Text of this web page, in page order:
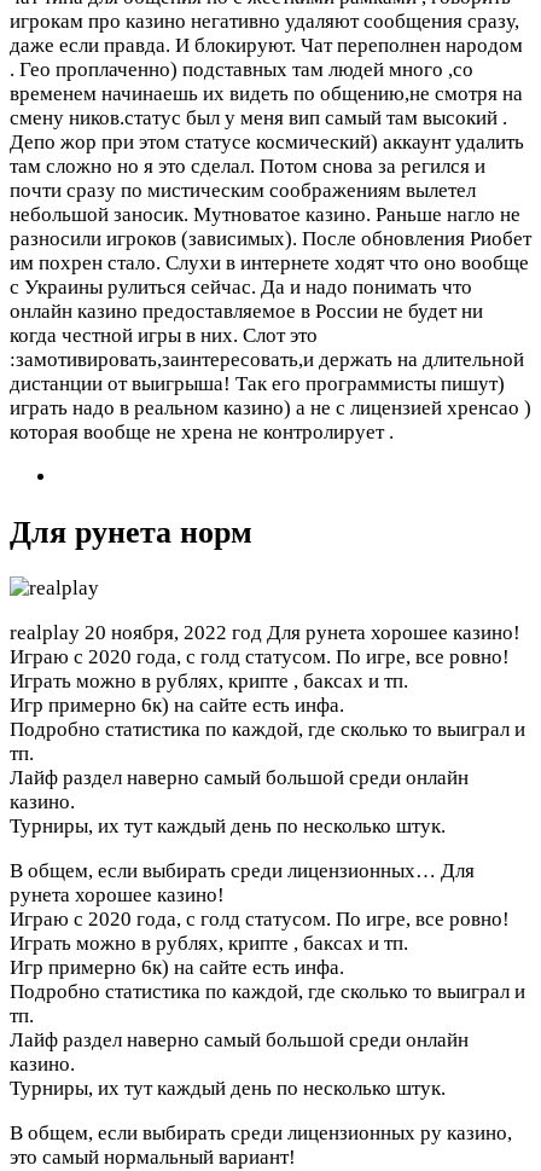
игрокам про казино негативно удаляют сообщения сразу,
даже если правда. И блокируют. Чат переполнен народом
. Гео проплаченно) подставных там людей много ,со
временем начинаешь их видеть по общению,не смотря на
смену ников.статус был у меня вип самый там высокий .
Депо жор при этом статусе космический) аккаунт удалить
там сложно но я это сделал. Потом снова за регился и
почти сразу по мистическим соображениям вылетел
небольшой заносик. Мутноватое казино. Раньше нагло не
разносили игроков (зависимых). После обновления Риобет
им похрен стало. Слухи в интернете ходят что оно вообще
с Украины рулиться сейчас. Да и надо понимать что
онлайн казино предоставляемое в России не будет ни
когда честной игры в них. Слот это
:замотивировать,заинтересовать,и держать на длительной
дистанции от выигрыша! Так его программисты пишут)
играть надо в реальном казино) а не с лицензией хренсао )
которая вообще не хрена не контролирует .
Для рунета норм
realplay 20 ноября, 2022 год Для рунета хорошее казино!
Играю с 2020 года, с голд статусом. По игре, все ровно!
Играть можно в рублях, крипте , баксах и тп.
Игр примерно 6к) на сайте есть инфа.
Подробно статистика по каждой, где сколько то выиграл и
тп.
Лайф раздел наверно самый большой среди онлайн
казино.
Турниры, их тут каждый день по несколько штук.
В общем, если выбирать среди лицензионных… Для
рунета хорошее казино!
Играю с 2020 года, с голд статусом. По игре, все ровно!
Играть можно в рублях, крипте , баксах и тп.
Игр примерно 6к) на сайте есть инфа.
Подробно статистика по каждой, где сколько то выиграл и
тп.
Лайф раздел наверно самый большой среди онлайн
казино.
Турниры, их тут каждый день по несколько штук.
В общем, если выбирать среди лицензионных ру казино,
это самый нормальный вариант!